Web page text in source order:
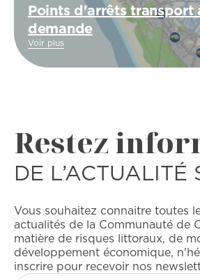
Points d'arrêts transport
demande
Voir plus
Restez
DE L’ACTUALITÉ
Vous souhaitez connaitre toutes
actualités de la Communauté de
matière de risques littoraux, de
développement économique,
inscrire pour recevoir nos